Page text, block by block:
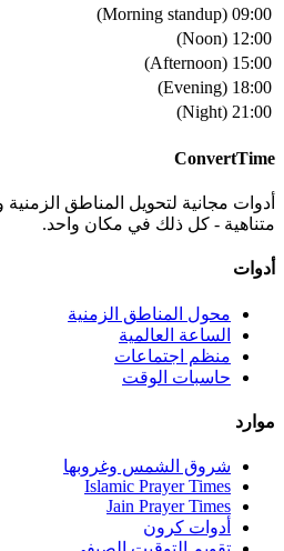
09:00
(
Morning standup
)
12:00
(
Noon
)
15:00
(
Afternoon
)
18:00
(
Evening
)
21:00
(
Night
)
ConvertTime
أدوات مجانية لتحويل المناطق
متناهية - كل ذلك في مكان واحد.
أدوات
محول المناطق الزمنية
الساعة العالمية
منظم اجتماعات
حاسبات الوقت
موارد
شروق الشمس وغروبها
Islamic Prayer Times
Jain Prayer Times
أدوات كرون